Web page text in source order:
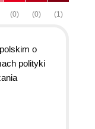
(1)
(0)
(0)
o
polityki